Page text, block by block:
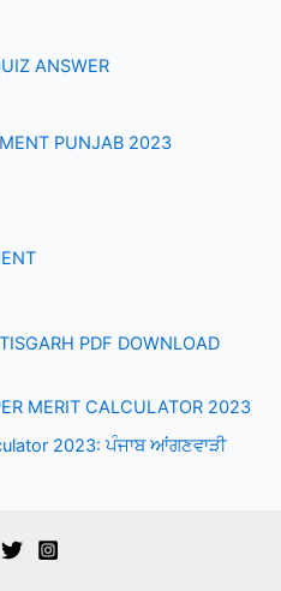
ANSWER
PUNJAB 2023
PDF DOWNLOAD
MERIT CALCULATOR 2023
2023: ਪੰਜਾਬ ਆਂਗਣਵਾੜੀ